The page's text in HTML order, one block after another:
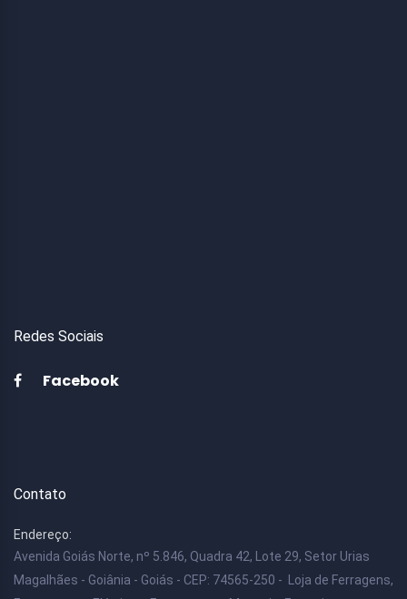
Redes Sociais
Facebook
Contato
Endereço:
Avenida Goiás Norte, nº 5.846, Quadra 42, Lote 29, Setor Urias
Magalhães - Goiânia - Goiás - CEP: 74565-250 - Loja de Ferragens,